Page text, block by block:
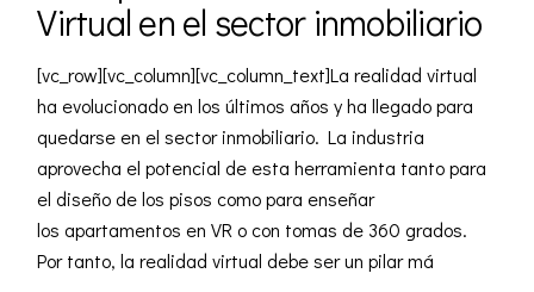
Virtual en el sector inmobiliario
[vc_row][vc_column][vc_column_text]La realidad virtual
ha evolucionado en los últimos años y ha llegado para
quedarse en el sector inmobiliario. La industria
aprovecha el potencial de esta herramienta tanto para
el diseño de los pisos como para enseñar
los apartamentos en VR o con tomas de 360 grados.
Por tanto, la realidad virtual debe ser un pilar má